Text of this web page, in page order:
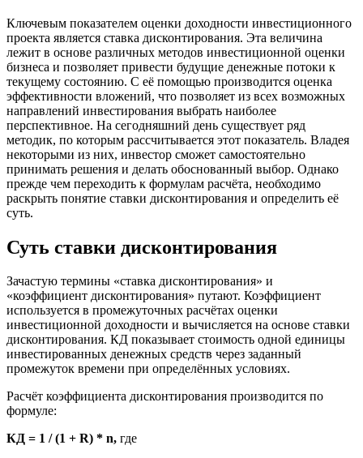
Ключевым показателем оценки доходности инвестиционного
проекта является ставка дисконтирования. Эта величина
лежит в основе различных методов инвестиционной оценки
бизнеса и позволяет привести будущие денежные потоки к
текущему состоянию. С её помощью производится оценка
эффективности вложений, что позволяет из всех возможных
направлений инвестирования выбрать наиболее
перспективное. На сегодняшний день существует ряд
методик, по которым рассчитывается этот показатель. Владея
некоторыми из них, инвестор сможет самостоятельно
принимать решения и делать обоснованный выбор. Однако
прежде чем переходить к формулам расчёта, необходимо
раскрыть понятие ставки дисконтирования и определить её
суть.
Суть ставки дисконтирования
Зачастую термины «ставка дисконтирования» и
«коэффициент дисконтирования» путают. Коэффициент
используется в промежуточных расчётах оценки
инвестиционной доходности и вычисляется на основе ставки
дисконтирования. КД показывает стоимость одной единицы
инвестированных денежных средств через заданный
промежуток времени при определённых условиях.
Расчёт коэффициента дисконтирования производится по
формуле:
КД = 1 / (1 + R) * n, где